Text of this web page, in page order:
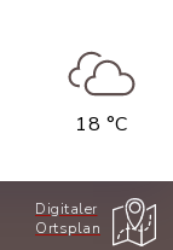
18 °C
Digitaler
Ortsplan